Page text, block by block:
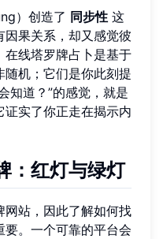
）创造了 同步性 这
果关系，却又感觉彼
在线塔罗牌占卜是基于
机；它们是你此刻提
知道？”的感觉，就是
实了你正走在揭示内
：红灯与绿灯
网站，因此了解如何找
。一个可靠的平台会